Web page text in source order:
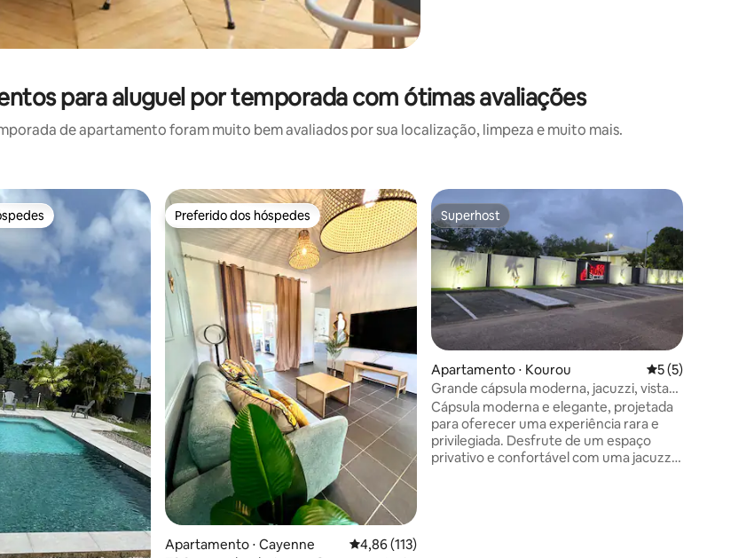
para aluguel por temporada com ótimas avaliações
de apartamento foram muito bem avaliados por sua localização, limpeza e muito mais.
5, 197 avaliações
Preferido dos hóspedes
Preferido dos hóspedes
Apartamento ⋅ Cayenne 4,86 de uma avaliação média de 5, 113 avaliações
4,86 (113)
Superhost
Superhost
Apartamento ⋅ Kourou 5 de uma
5 (5)
Grande cápsula moderna, jacuzzi, vista
para a piscina e lago
Cápsula moderna e elegante, projetada
para oferecer uma experiência rara e
privilegiada. Desfrute de um espaço
privativo e confortável com uma jacuzzi